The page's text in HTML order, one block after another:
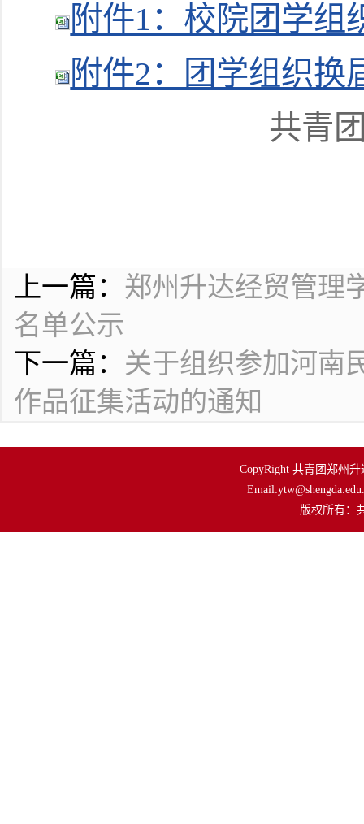
附件1：校院团学组
附件2：团学组织换
共青
上一篇： 郑州升达经贸管理
名单公示
下一篇： 关于组织参加河南
作品征集活动的通知
CopyRight 共青团郑州
版权所有：共